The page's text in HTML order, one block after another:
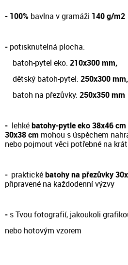
- 100% bavlna v gramáži 140 g/m2
- potisknutelná plocha:
batoh-pytel eko: 210x300 mm,
dětský batoh-pytel: 250x300 mm,
batoh na přezůvky: 250x350 mm
- lehkébatohy-pytle eko 38x46 cm
30x38 cm mohou s úspěchem
nebo pojmout věci potřebné na
- praktickébatohy na přezůvky
připravené na každodenní výzvy
- s Tvou fotografií, jakoukoli
nebo hotovým vzorem